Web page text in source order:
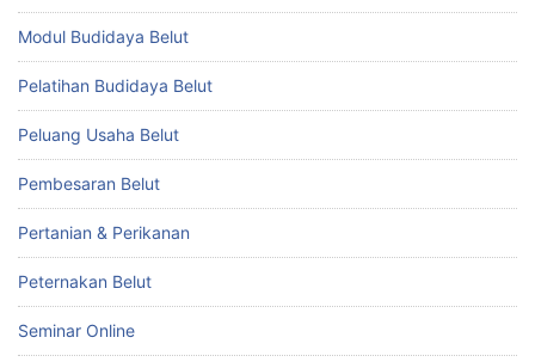
Modul Budidaya Belut
Pelatihan Budidaya Belut
Peluang Usaha Belut
Pembesaran Belut
Pertanian & Perikanan
Peternakan Belut
Seminar Online